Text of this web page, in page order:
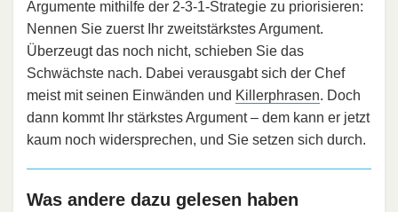
Argumente mithilfe der 2-3-1-Strategie zu priorisieren:
Nennen Sie zuerst Ihr zweitstärkstes Argument.
Überzeugt das noch nicht, schieben Sie das
Schwächste nach. Dabei verausgabt sich der Chef
meist mit seinen Einwänden und Killerphrasen. Doch
dann kommt Ihr stärkstes Argument – dem kann er jetzt
kaum noch widersprechen, und Sie setzen sich durch.
Was andere dazu gelesen haben